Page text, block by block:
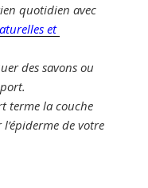
quotidien avec
et
des savons ou
terme la couche
de votre